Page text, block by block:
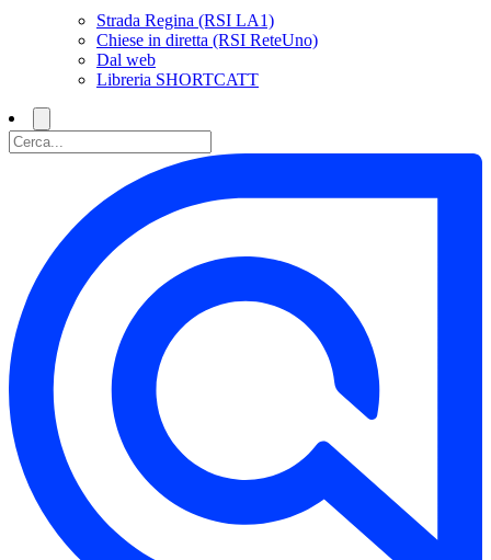
Strada Regina (RSI LA1)
Chiese in diretta (RSI ReteUno)
Dal web
Libreria SHORTCATT